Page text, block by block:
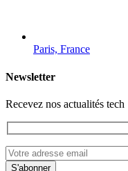
Paris, France
Newsletter
Recevez nos actualités tech